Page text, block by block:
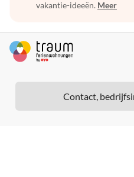
vakantie-ideeën. Meer
Contact,